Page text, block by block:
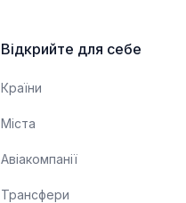
Відкрийте для себе
Країни
Міста
Авіакомпанії
Трансфери